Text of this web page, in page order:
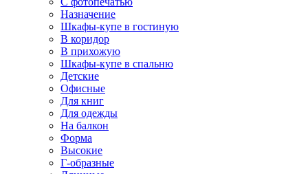
Назначение
Шкафы-купе в гостиную
В коридор
В прихожую
Шкафы-купе в спальню
Детские
Офисные
Для книг
Для одежды
На балкон
Форма
Высокие
Г-образные